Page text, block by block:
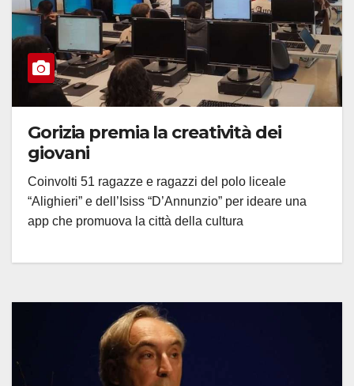
Gorizia premia la creatività dei
giovani
Coinvolti 51 ragazze e ragazzi del polo liceale
“Alighieri” e dell’Isiss “D’Annunzio” per ideare una
app che promuova la città della cultura